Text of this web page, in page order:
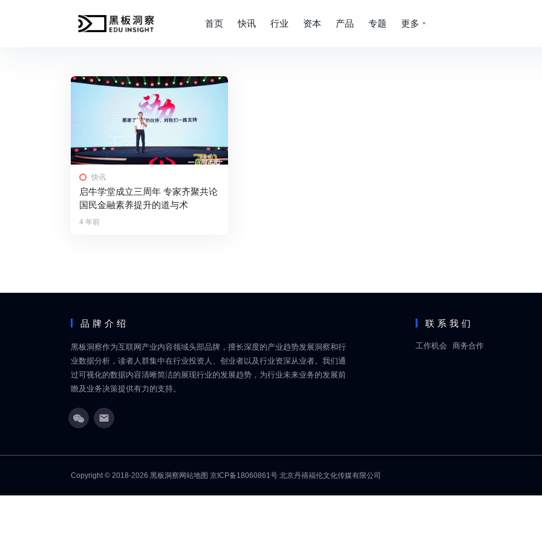
首页 快讯 行业 资本 产品 专题 更多
快讯
启牛学堂成立三周年 专家齐聚共论
国民金融素养提升的道与术
4 年前
品牌介绍
黑板洞察作为互联网产业内容领域头部品牌，擅长深度的产业趋势发展洞察和行
业数据分析，读者人群集中在行业投资人、创业者以及行业资深从业者。我们通
过可视化的数据内容清晰简洁的展现行业的发展趋势，为行业未来业务的发展前
瞻及业务决策提供有力的支持。
联系我们
工作机会 商务合作
Copyright © 2018-2026 黑板洞察 网站地图 京ICP备18060861号 北京丹禧福伦文化传媒有限公司